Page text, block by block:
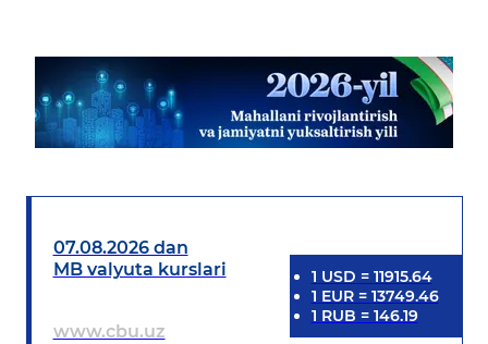
07.08.2026 dan
MB valyuta kurslari
www.cbu.uz
1 USD = 11915.64
1 EUR= 13749.46
1 RUB = 146.19